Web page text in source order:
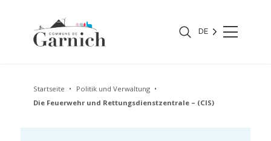
DE
Startseite
Politik und Verwaltung
Die Feuerwehr und Rettungsdienstzentrale – (CIS)